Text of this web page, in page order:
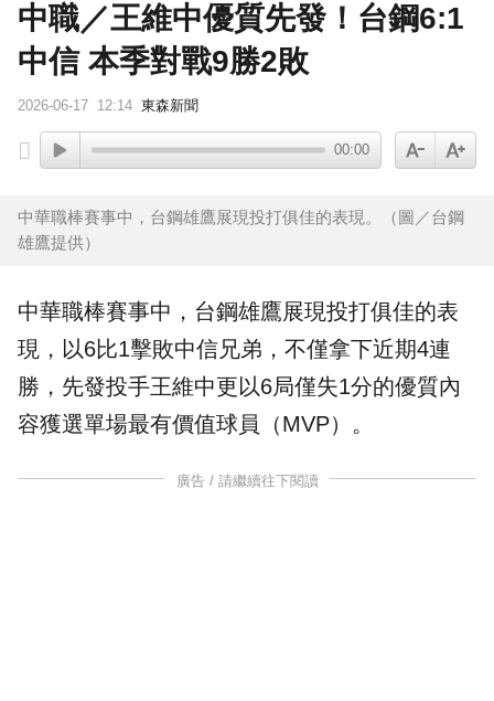
中職／王維中優質先發！台鋼6:1
中信 本季對戰9勝2敗
2026-06-17 12:14 東森新聞
00:00
中華職棒賽事中，台鋼雄鷹展現投打俱佳的表現。（圖／台鋼
雄鷹提供）
中華職棒賽事中， 台鋼雄鷹展現投打俱佳的表
現，以6比1擊敗中信兄弟 ，不僅拿下近期4連
勝，先發投手王維中更以6局僅失1分的優質內
容獲選單場最有價值球員 （MVP）。
廣告 / 請繼續往下閱讀